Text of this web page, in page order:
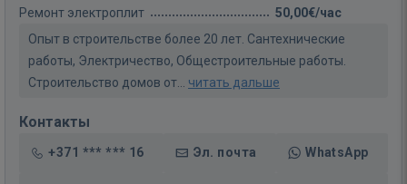
Ремонт электроплит
50,00€/час
Опыт в строительстве более 20 лет. Сантехнические
работы, Электричество, Общестроительные работы.
Строительство домов от... читать дальше
Контакты
+371 *** *** 16 Эл. почта WhatsApp